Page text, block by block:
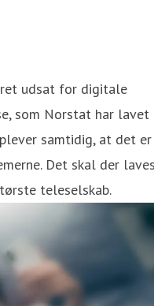
udsat for digitale
som Norstat har lavet
samtidig, at det er
Det skal der
teleselskab.